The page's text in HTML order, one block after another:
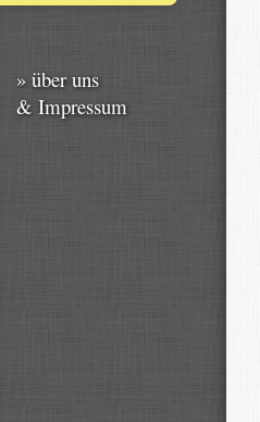
» über uns
& Impressum